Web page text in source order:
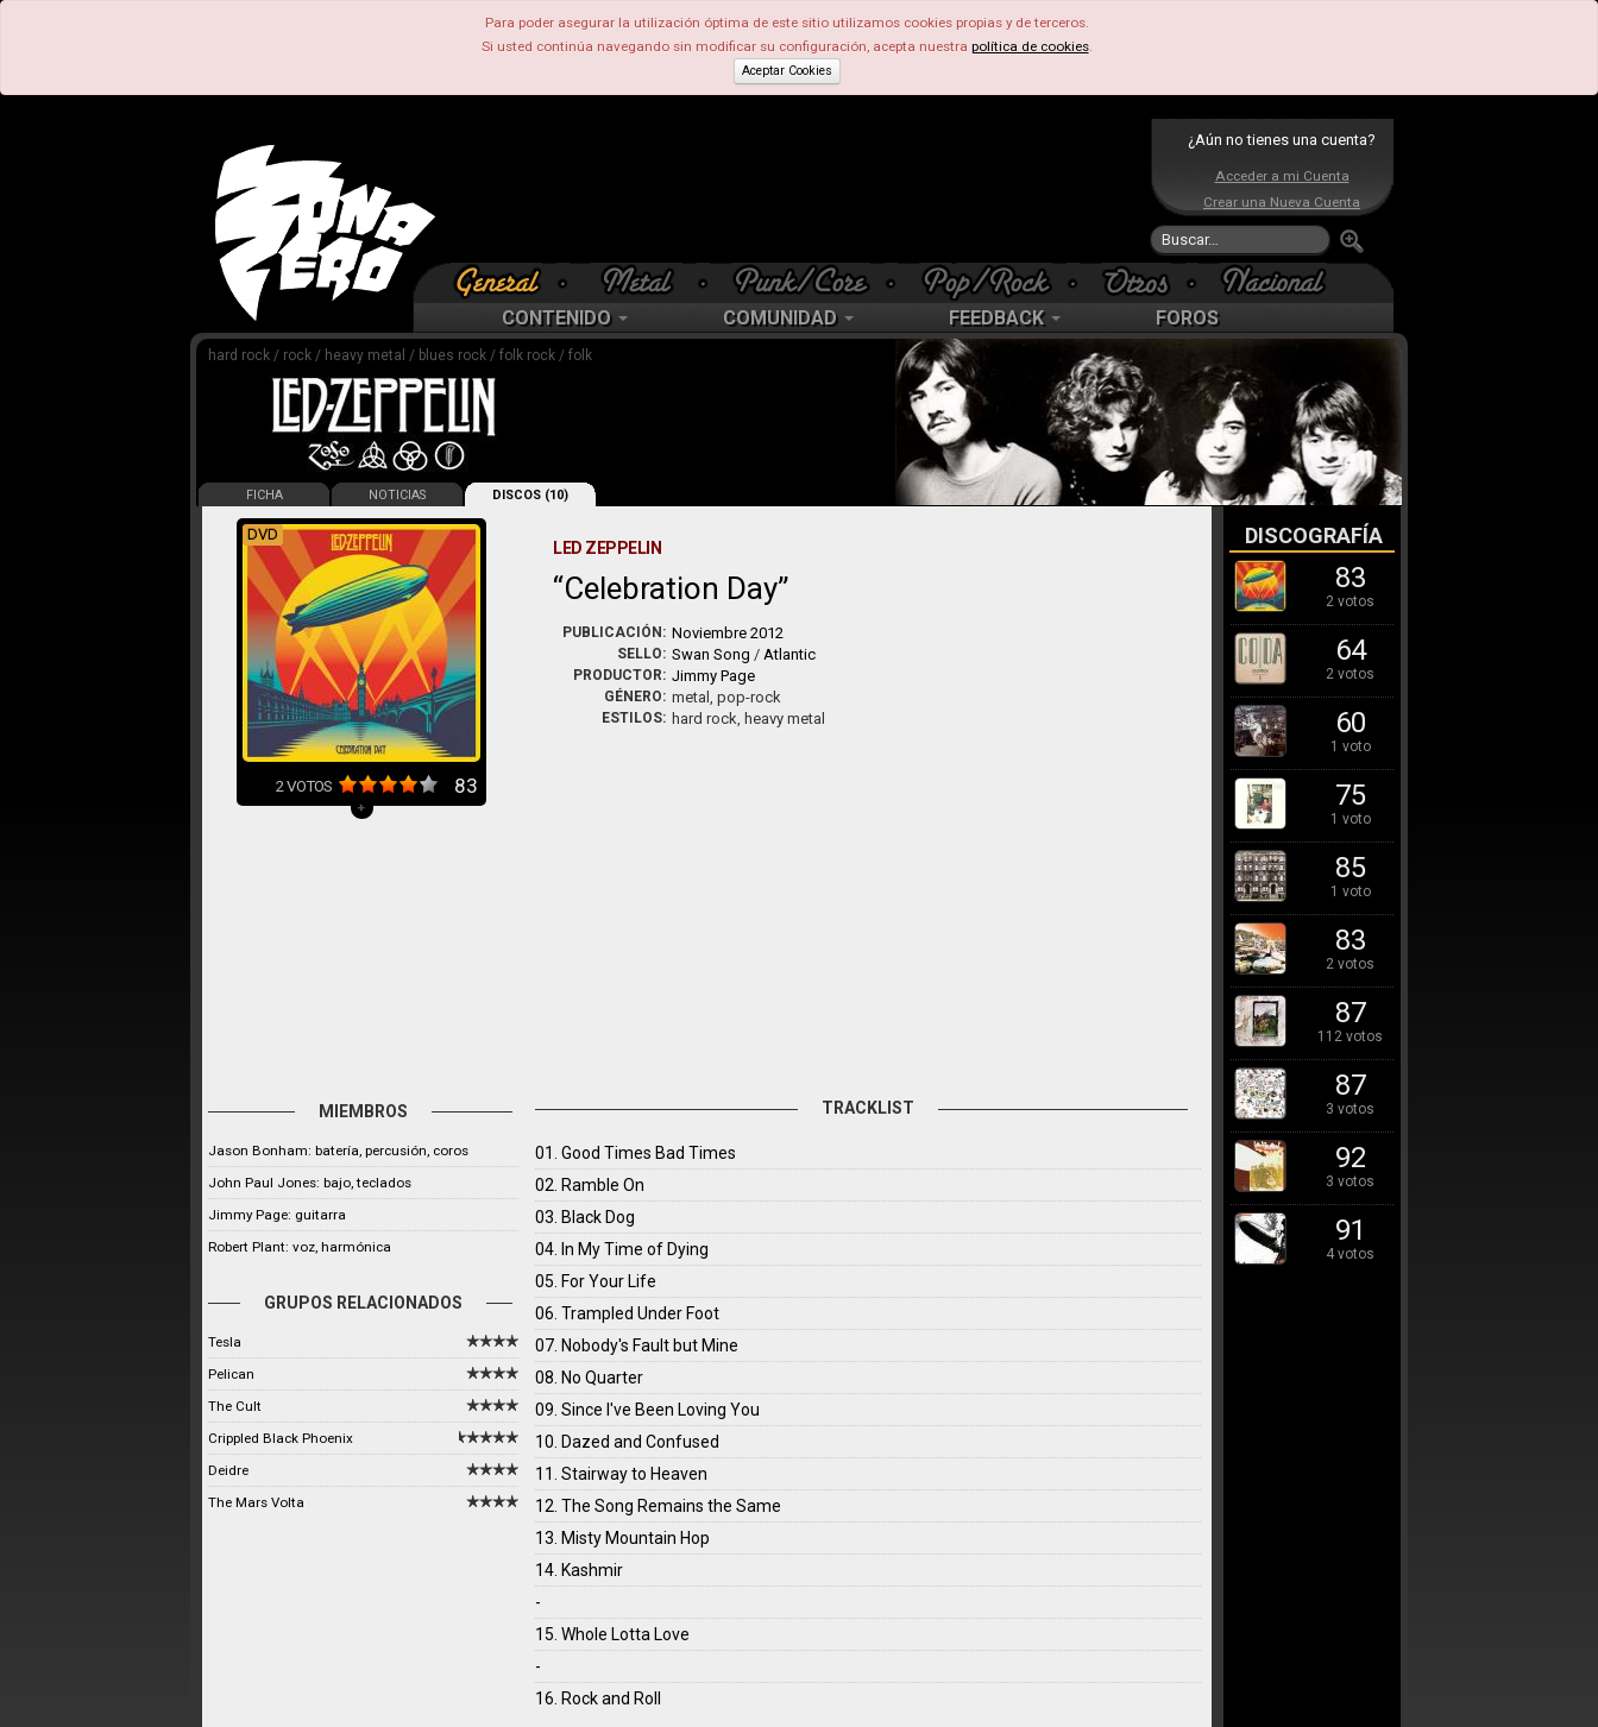
Para poder asegurar la utilización óptima de este sitio utilizamos cookies propias y de terceros.
Si usted continúa navegando sin modificar su configuración, acepta nuestra política de cookies.
Aceptar Cookies
¿Aún no tienes una cuenta?
Acceder a mi Cuenta
Crear una Nueva Cuenta
CONTENIDO COMUNIDAD FEEDBACK FOROS
hard rock / rock / heavy metal / blues rock / folk rock / folk
FICHA NOTICIAS DISCOS (10)
DVD
2VOTOS 83
+
LED ZEPPELIN
Celebration Day
PUBLICACIÓN: Noviembre 2012
SELLO: Swan Song /Atlantic
PRODUCTOR: Jimmy Page
GÉNERO: metal, pop-rock
ESTILOS: hard rock, heavy metal
MIEMBROS
Jason Bonham: batería, percusión, coros
John Paul Jones: bajo, teclados
Jimmy Page: guitarra
Robert Plant: voz, harmónica
GRUPOS RELACIONADOS
Tesla
Pelican
The Cult
Crippled Black Phoenix
Deidre
The Mars Volta
TRACKLIST
01. Good Times Bad Times
02. Ramble On
03. Black Dog
04. In My Time of Dying
05. For Your Life
06. Trampled Under Foot
07. Nobody's Fault but Mine
08. No Quarter
09. Since I've Been Loving You
10. Dazed and Confused
11. Stairway to Heaven
12. The Song Remains the Same
13. Misty Mountain Hop
14. Kashmir
-
15. Whole Lotta Love
-
16. Rock and Roll
DISCOGRAFÍA
83
2 votos
64
2 votos
60
1 voto
75
1 voto
85
1 voto
83
2 votos
87
112 votos
87
3 votos
92
3 votos
91
4 votos